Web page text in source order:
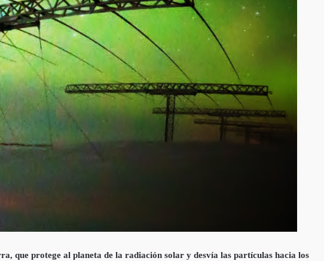
que protege al planeta de la radiación solar y desvía las partículas hacia los